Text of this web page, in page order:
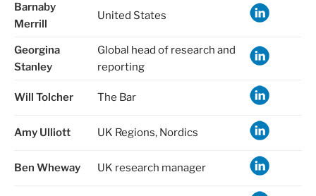
Barnaby
Merrill
United States
Georgina
Stanley
Global head of research and
reporting
Will Tolcher The Bar
Amy Ulliott UK Regions, Nordics
Ben Wheway UK research manager